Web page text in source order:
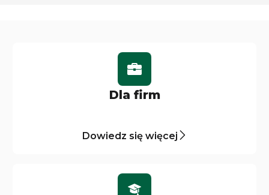
Dla firm
Dowiedz się więcej